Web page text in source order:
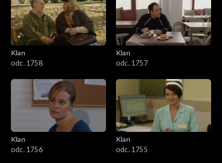
Klan
odc. 1758
Klan
odc. 1757
Klan
odc. 1756
Klan
odc. 1755